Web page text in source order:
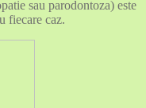
sau parodontoza) este
fiecare caz.